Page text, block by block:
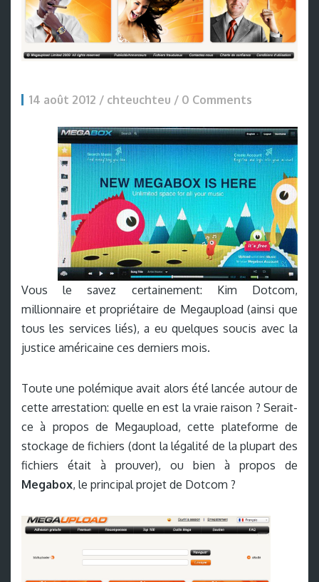
14 août 2012 / chteuchteu / 0 Comments
Vous le savez certainement: Kim Dotcom,
millionnaire et propriétaire de Megaupload (ainsi que
tous les services liés), a eu quelques soucis avec la
justice américaine ces derniers mois.
Toute une polémique avait alors été lancée autour de
cette arrestation: quelle en est la vraie raison ? Serait-
ce à propos de Megaupload, cette plateforme de
stockage de fichiers (dont la légalité de la plupart des
fichiers était à prouver), ou bien à propos de
Megabox, le principal projet de Dotcom ?